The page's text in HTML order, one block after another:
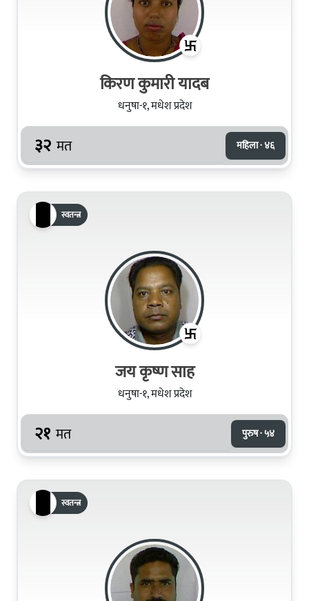
किरण कुमारी यादब
धनुषा-१, मधेश प्रदेश
३२ मत महिला · ४६
स्वतन्त्र
जय कृष्ण साह
धनुषा-१, मधेश प्रदेश
२१ मत पुरुष · ५४
स्वतन्त्र